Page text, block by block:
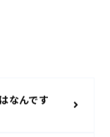
なんです